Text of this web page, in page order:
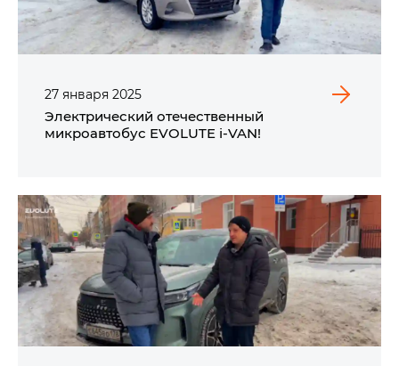
27 января 2025
Электрический отечественный
микроавтобус EVOLUTE i‑VAN!